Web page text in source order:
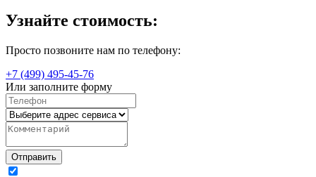
Узнайте стоимость:
Просто позвоните нам по телефону:
+7 (499) 495-45-76
Или заполните форму